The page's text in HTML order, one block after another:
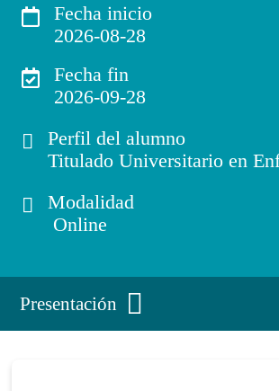
Fecha inicio
2026-08-28
Fecha fin
2026-09-28
Perfil del alumno
Titulado Universitario en
Modalidad
Online
Presentación